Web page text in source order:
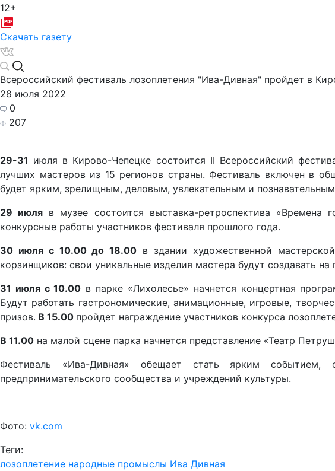
12+
Скачать газету
Всероссийский фестиваль лозоплетения "Ива-Дивная" пройдет в
28 июля 2022
0
207
29-31 июля в Кирово-Чепецке состоится II Всероссийский
лучших мастеров из 15 регионов страны. Фестиваль включен в
будет ярким, зрелищным, деловым, увлекательным и
29 июля в музее состоится выставка-ретроспектива
конкурсные работы участников фестиваля прошлого года.
30 июля с 10.00 до 18.00 в здании художественной
корзинщиков: свои уникальные изделия мастера будут создавать на
31 июля с 10.00 в парке «Лихолесье» начнется концертная
Будут работать гастрономические, анимационные, игровые,
призов. В 15.00 пройдет награждение участников конкурса
В 11.00 на малой сцене парка начнется представление «Театр
Фестиваль «Ива-Дивная» обещает стать ярким событием,
предпринимательского сообщества и учреждений культуры.
Фото: vk.com
Теги:
лозоплетение народные промыслы Ива Дивная